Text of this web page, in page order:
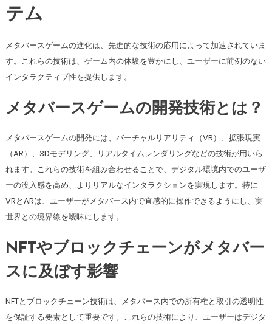
テム
メタバースゲームの進化は、先進的な技術の応用によって加速されていま
す。これらの技術は、ゲーム内の体験を豊かにし、ユーザーに前例のない
インタラクティブ性を提供します。
メタバースゲームの開発技術とは？
メタバースゲームの開発には、バーチャルリアリティ（VR）、拡張現実
（AR）、3Dモデリング、リアルタイムレンダリングなどの技術が用いら
れます。これらの技術を組み合わせることで、デジタル環境内でのユーザ
ーの没入感を高め、よりリアルなインタラクションを実現します。特に
VRとARは、ユーザーがメタバース内で直感的に操作できるようにし、実
世界との境界線を曖昧にします。
NFTやブロックチェーンがメタバー
スに及ぼす影響
NFTとブロックチェーン技術は、メタバース内での所有権と取引の透明性
を保証する要素として重要です。これらの技術により、ユーザーはデジタ